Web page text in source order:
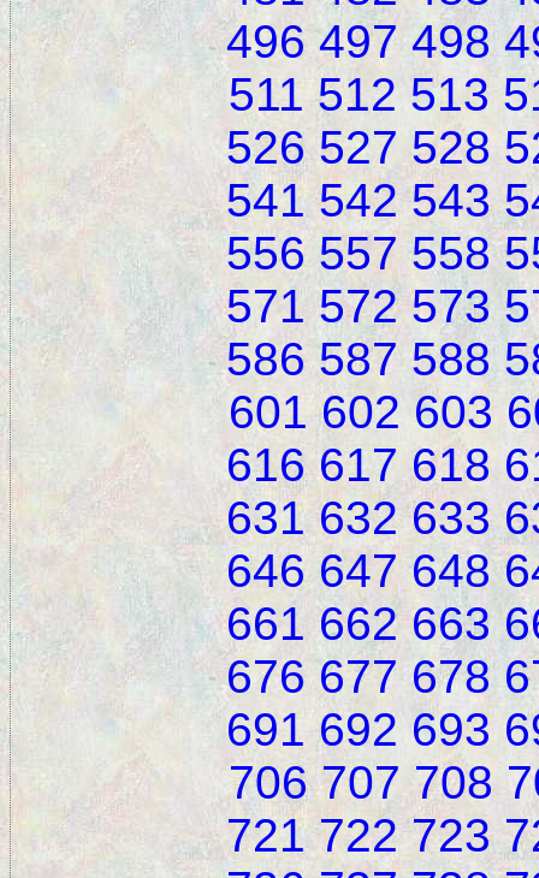
496 497 498
511 512 513
526 527 528
541 542 543
556 557 558
571 572 573
586 587 588
601 602 603
616 617 618
631 632 633
646 647 648
661 662 663
676 677 678
691 692 693
706 707 708
721 722 723